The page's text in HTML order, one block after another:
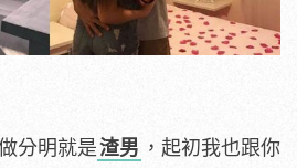
分明就是渣男 ，起初我也跟你